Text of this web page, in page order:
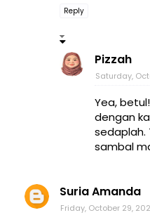
Reply
Pizzah
Saturday,
Yea,
dengan
sedaplah.
sambal
Suria Amanda
Friday, October 29,